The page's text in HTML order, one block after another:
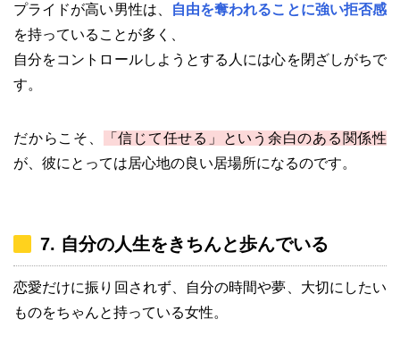
プライドが高い男性は、
自由を奪われることに強い拒否感
を持っていることが多く、
自分をコントロールしようとする人には心を閉ざしがちで
す。
だからこそ、
「信じて任せる」という余白のある関係性
が、彼にとっては居心地の良い居場所になるのです。
7. 自分の人生をきちんと歩んでいる
恋愛だけに振り回されず、自分の時間や夢、大切にしたい
ものをちゃんと持っている女性。